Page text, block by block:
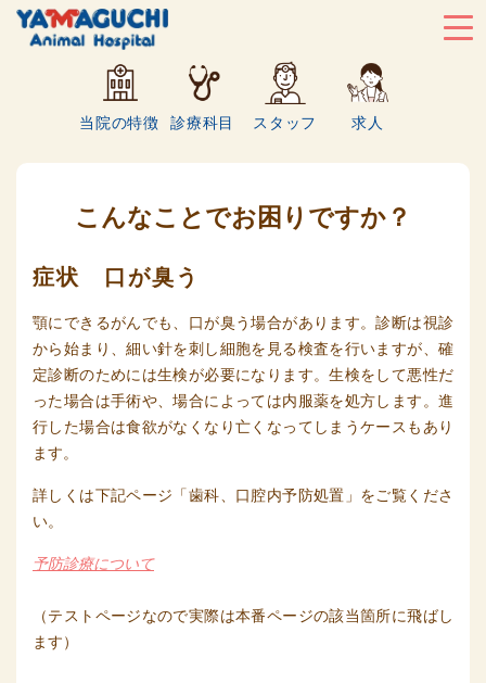
当院の特徴 診療科目 スタッフ 求人
こんなことでお困りですか？
症状 口が臭う
顎にできるがんでも、口が臭う場合があります。診断は視診
から始まり、細い針を刺し細胞を見る検査を行いますが、確
定診断のためには生検が必要になります。生検をして悪性だ
った場合は手術や、場合によっては内服薬を処方します。進
行した場合は食欲がなくなり亡くなってしまうケースもあり
ます。
詳しくは下記ページ「歯科、口腔内予防処置」をご覧くださ
い。
予防診療について
（テストページなので実際は本番ページの該当箇所に飛ばし
ます）